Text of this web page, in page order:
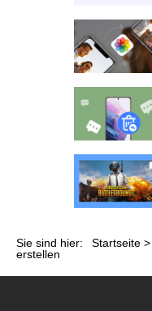
Sie sind hier: Startseite >
erstellen